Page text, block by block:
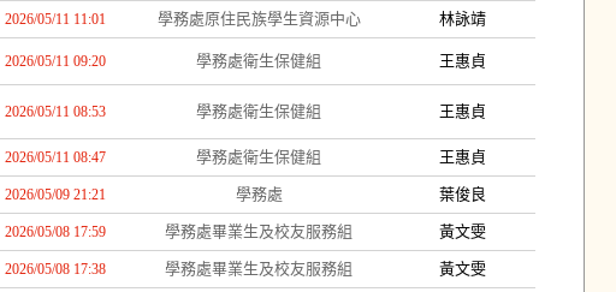
2026/05/11 11:01 學務處原住民族學生資源中心 林詠靖
2026/05/11 09:20 學務處衛生保健組 王惠貞
2026/05/11 08:53 學務處衛生保健組 王惠貞
2026/05/11 08:47 學務處衛生保健組 王惠貞
2026/05/09 21:21 學務處 葉俊良
2026/05/08 17:59 學務處畢業生及校友服務組 黃文雯
2026/05/08 17:38 學務處畢業生及校友服務組 黃文雯